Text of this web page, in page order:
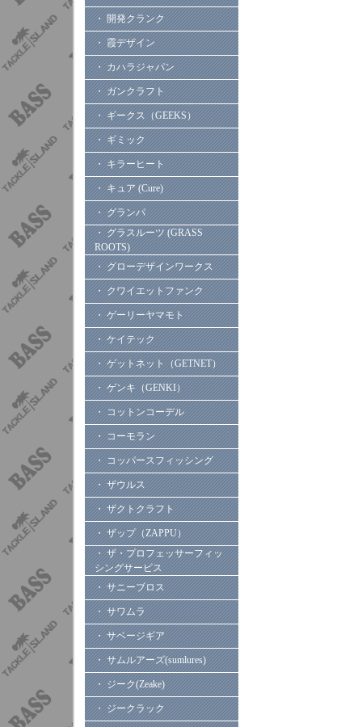
・ 開発クランク
・ 霞デザイン
・ カハラジャパン
・ ガンクラフト
・ ギークス（GEEKS）
・ ギミック
・ キラーヒート
・ キュア (Cure)
・ グランパ
・ グラスルーツ (GRASS
ROOTS)
・ グローデザインワークス
・ クワイエットファンク
・ ゲーリーヤマモト
・ ケイテック
・ ゲットネット（GETNET）
・ ゲンキ（GENKI）
・ コットンコーデル
・ コーモラン
・ コッパースフィッシング
・ ザウルス
・ ザクトクラフト
・ ザップ（ZAPPU）
・ ザ・プロフェッサーフィッ
シングサービス
・ サニーブロス
・ サワムラ
・ サベージギア
・ サムルアーズ(sumlures)
・ ジーク(Zeake)
・ ジークラック